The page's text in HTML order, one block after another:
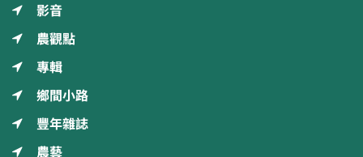
影音
農觀點
專輯
鄉間小路
豐年雜誌